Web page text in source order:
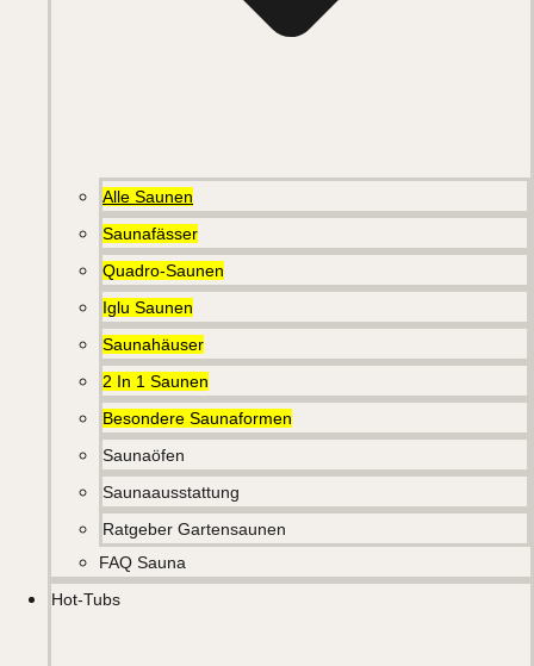
Alle Saunen
Saunafässer
Quadro-Saunen
Iglu Saunen
Saunahäuser
2 In 1 Saunen
Besondere Saunaformen
Saunaöfen
Saunaausstattung
Ratgeber Gartensaunen
FAQ Sauna
Hot-Tubs